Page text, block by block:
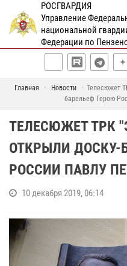
РОСГВАРДИЯ
Управление
национальной
Федерации по
Главная Новости
Телесюжет
барельеф Герою
ТЕЛЕСЮЖЕТ ТРК
ОТКРЫЛИ ДОСКУ-
РОССИИ ПАВЛУ
10 декабря 2019, 06:14